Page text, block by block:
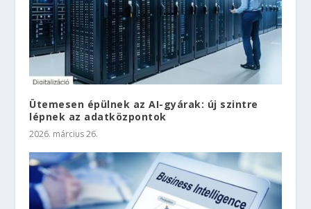
Ütemesen épülnek az AI-gyárak: új szintre
lépnek az adatközpontok
2026. március 26.